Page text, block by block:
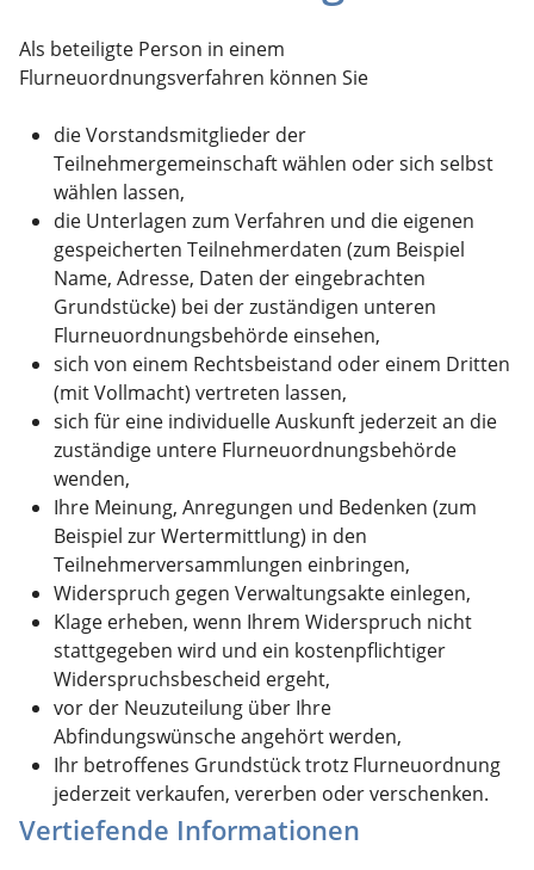
Als beteiligte Person in einem
Flurneuordnungsverfahren können Sie
die Vorstandsmitglieder der
Teilnehmergemeinschaft wählen oder sich selbst
wählen lassen,
die Unterlagen zum Verfahren und die eigenen
gespeicherten Teilnehmerdaten (zum Beispiel
Name, Adresse, Daten der eingebrachten
Grundstücke) bei der zuständigen unteren
Flurneuordnungsbehörde einsehen,
sich von einem Rechtsbeistand oder einem Dritten
(mit Vollmacht) vertreten lassen,
sich für eine individuelle Auskunft jederzeit an die
zuständige untere Flurneuordnungsbehörde
wenden,
Ihre Meinung, Anregungen und Bedenken (zum
Beispiel zur Wertermittlung) in den
Teilnehmerversammlungen einbringen,
Widerspruch gegen Verwaltungsakte einlegen,
Klage erheben, wenn Ihrem Widerspruch nicht
stattgegeben wird und ein kostenpflichtiger
Widerspruchsbescheid ergeht,
vor der Neuzuteilung über Ihre
Abfindungswünsche angehört werden,
Ihr betroffenes Grundstück trotz Flurneuordnung
jederzeit verkaufen, vererben oder verschenken.
Vertiefende Informationen